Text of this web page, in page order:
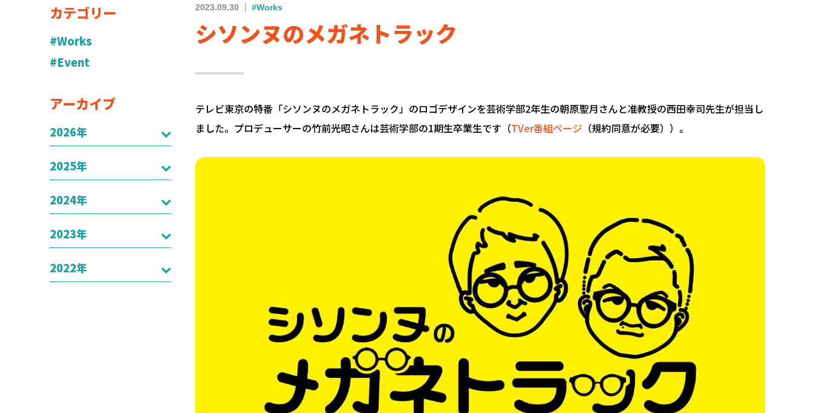
カテゴリー
#Works
#Event
アーカイブ
2026年
2025年
2024年
2023年
2022年
2023.09.30 #Works
シソンヌのメガネトラック
テレビ東京の特番「シソンヌのメガネトラック」のロゴデザインを芸術学部2年生の朝原聖月さんと准教授の西田幸司先生が担当し
ました。プロデューサーの竹前光昭さんは芸術学部の1期生卒業生です（TVer番組ページ （規約同意が必要） ）。